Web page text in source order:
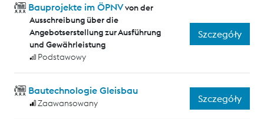
Bauprojekte im ÖPNVvon der
Ausschreibung über die
Angebotserstellung zur Ausführung
und Gewährleistung
Podstawowy
Szczegóły
Bautechnologie Gleisbau
Zaawansowany Szczegóły